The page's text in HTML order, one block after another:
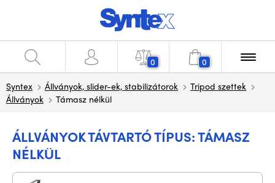
0 0
Syntex Állványok, slider-ek, stabilizátorok
Tripod szettek
Állványok
Támasz nélkül
ÁLLVÁNYOK TÁVTARTÓ TÍPUS: TÁMASZ
NÉLKÜL